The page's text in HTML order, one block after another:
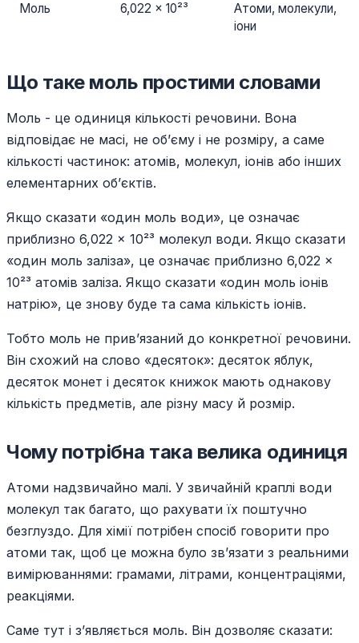
Моль 6,022 × 10²³
Атоми, молекули,
іони
Що таке моль простими словами
Моль - це одиниця кількості речовини. Вона
відповідає не масі, не об’єму і не розміру, а саме
кількості частинок: атомів, молекул, іонів або інших
елементарних об’єктів.
Якщо сказати «один моль води», це означає
приблизно 6,022 × 10²³ молекул води. Якщо сказати
«один моль заліза», це означає приблизно 6,022 ×
10²³ атомів заліза. Якщо сказати «один моль іонів
натрію», це знову буде та сама кількість іонів.
Тобто моль не прив’язаний до конкретної речовини.
Він схожий на слово «десяток»: десяток яблук,
десяток монет і десяток книжок мають однакову
кількість предметів, але різну масу й розмір.
Чому потрібна така велика одиниця
Атоми надзвичайно малі. У звичайній краплі води
молекул так багато, що рахувати їх поштучно
безглуздо. Для хімії потрібен спосіб говорити про
атоми так, щоб це можна було зв’язати з реальними
вимірюваннями: грамами, літрами, концентраціями,
реакціями.
Саме тут і з’являється моль. Він дозволяє сказати: